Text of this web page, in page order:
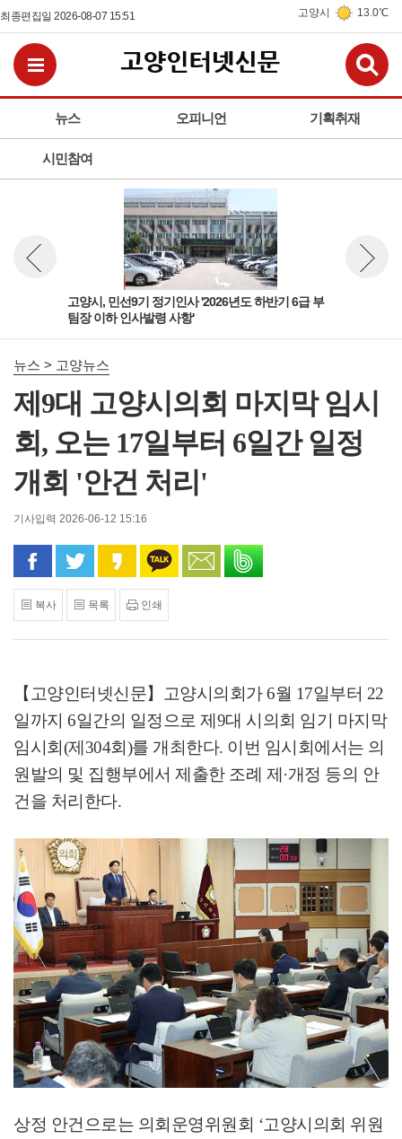
최종편집일 2026-08-07 15:51 고양시 13.0℃
뉴스 오피니언 기획취재
시민참여
전체메뉴보기
고양시, 민선9기 정기인사 '2026년도 하반기 6급 부
팀장 이하 인사발령 사항'
뉴스 이전보기
뉴스 > 고양뉴스
제9대 고양시의회 마지막 임시
회, 오는 17일부터 6일간 일정
개회 '안건 처리'
기사입력 2026-06-12 15:16
페이스북으로 공유
트위터로 공유카카오 스토리로 공유
카카오톡으로 공유
문자로 공유
복사 목록 인쇄
【고양인터넷신문】 고양시의회가6월 17일부터 22
일까지 6일간의 일정으로 제 9대 시의회 임기 마지막
임시회 (제 304회 )를 개최한다. 이번 임시회에서는 의
원발의 및 집행부에서 제출한 조례 제 ·개정 등의 안
건을 처리한다.
상정 안건으로는 의회운영위원회 ‘고양시의회 위원